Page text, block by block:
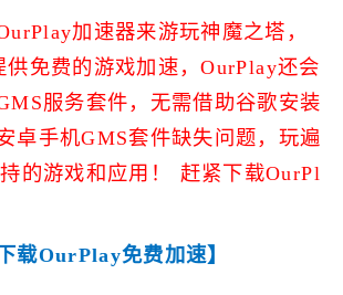
加速器来游玩神魔之塔，
供免费的游戏加速，OurPlay还会
服务套件，无需借助谷歌安装
卓手机GMS套件缺失问题，玩遍
的游戏和应用！ 赶紧下载OurPl
下载OurPlay免费加速】